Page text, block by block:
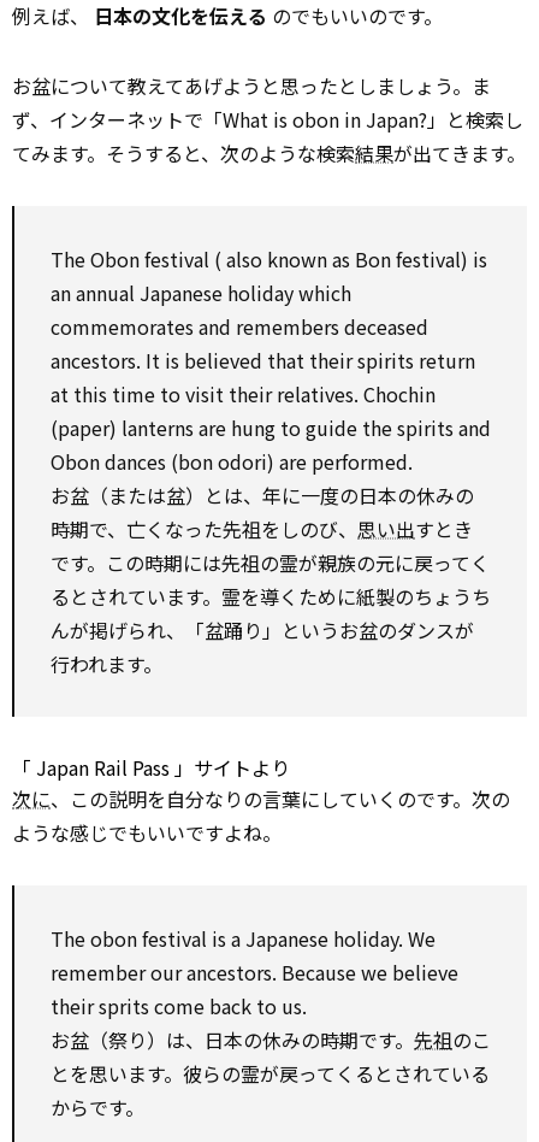
例えば、 日本の文化を伝える のでもいいのです。
お盆について教えてあげようと思ったとしましょう。ま
ず、インターネットで「What is obon in Japan?」と検索し
てみます。そうすると、次のような検索結果が出てきます。
The Obon festival ( also knownas Bon festival) is
an annual Japanese holidaywhich
commemorates and remembers deceased
ancestors. It is believed that their spirits return
at this time tovisit their relatives. Chochin
(paper) lanterns are hung toguide the spirits and
Obon dances (bon odori) are performed.
お盆（または盆）とは、年に一度の日本の休みの
時期で、亡くなった先祖をしのび、 思い出すとき
です。この時期には先祖の霊が親族の元に戻ってく
るとされています。霊を導くために紙製のちょうち
んが掲げられ、「盆踊り」というお盆のダンスが
行われます。
「 Japan Rail Pass」サイトより
次に、この説明を自分なりの言葉にしていくのです。次の
ような感じでもいいですよね。
The obon festival is a Japanese holiday. We
remember our ancestors. Because we believe
their sprits come back to us.
お盆（祭り）は、日本の休みの時期です。 先祖のこ
とを思います。彼らの霊が戻ってくるとされている
からです。